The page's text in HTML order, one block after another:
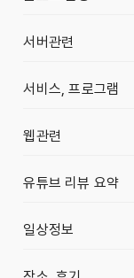
서버관련
서비스, 프로그램
웹관련
유튜브 리뷰 요약
일상정보